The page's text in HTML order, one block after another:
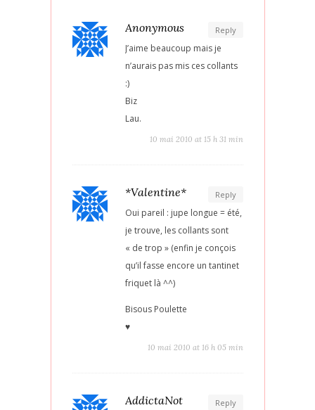
Reply
Anonymous
J’aime beaucoup mais je
n’aurais pas mis ces collants
:)
Biz
Lau.
10 mai 2010 at 15 h 31 min
Reply
*Valentine*
Oui pareil : jupe longue = été,
je trouve, les collants sont
« de trop » (enfin je conçois
qu’il fasse encore un tantinet
friquet là ^^)
Bisous Poulette
♥
10 mai 2010 at 16 h 05 min
Reply
AddictaNot